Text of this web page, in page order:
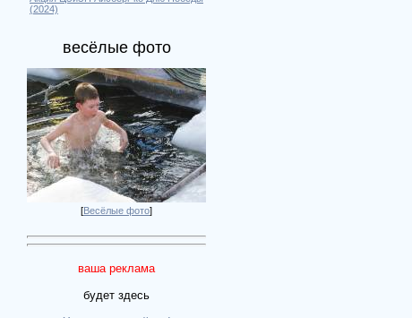
(2024)
весёлые фото
[Весёлые фото]
ваша реклама
будет здесь